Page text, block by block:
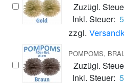
Zuzügl.
Inkl. Steuer:
zzgl.
POMPOMS,
Zuzügl.
Inkl. Steuer: